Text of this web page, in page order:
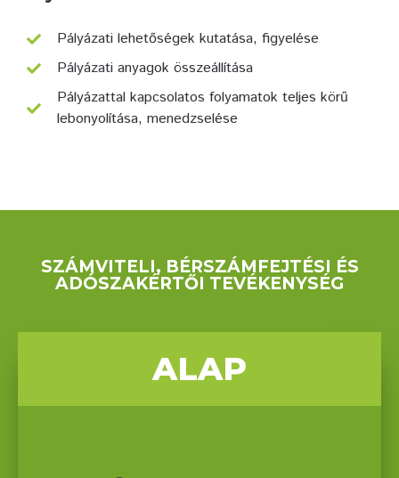
Pályázati lehetőségek kutatása, figyelése
Pályázati anyagok összeállítása
Pályázattal kapcsolatos folyamatok teljes körű
lebonyolítása, menedzselése
SZÁMVITELI, BÉRSZÁMFEJTÉSI ÉS
ADÓSZAKÉRTŐI TEVÉKENYSÉG
ALAP